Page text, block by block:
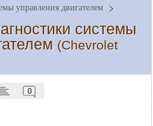
управления двигателем
системы
(Chevrolet
0